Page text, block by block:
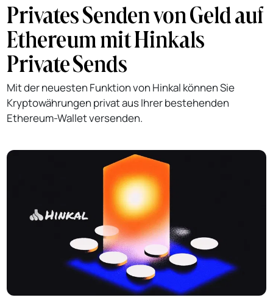
Privates Senden von Geld auf
Ethereum mit Hinkals
Private Sends
Mit der neuesten Funktion von Hinkal können Sie
Kryptowährungen privat aus Ihrer bestehenden
Ethereum-Wallet versenden.